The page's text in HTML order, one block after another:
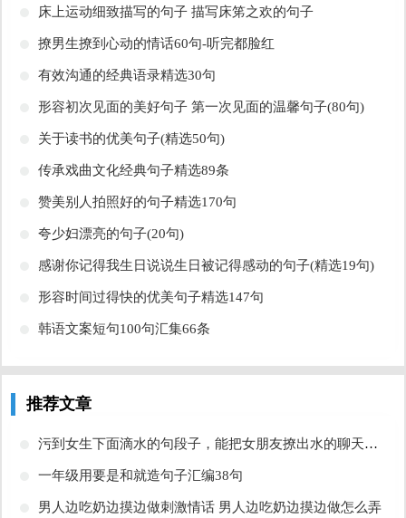
​床上运动细致描写的句子 描写床笫之欢的句子
​撩男生撩到心动的情话60句-听完都脸红
​有效沟通的经典语录精选30句
​形容初次见面的美好句子 第一次见面的温馨句子(80句)
​关于读书的优美句子(精选50句)
​传承戏曲文化经典句子精选89条
​赞美别人拍照好的句子精选170句
​夸少妇漂亮的句子(20句)
​感谢你记得我生日说说生日被记得感动的句子(精选19句)
​形容时间过得快的优美句子精选147句
​韩语文案短句100句汇集66条
推荐文章
​污到女生下面滴水的句段子，能把女朋友撩出水的聊天污到你那里滴水的句子文章
​一年级用要是和就造句子汇编38句
​男人边吃奶边摸边做刺激情话 男人边吃奶边摸边做怎么弄